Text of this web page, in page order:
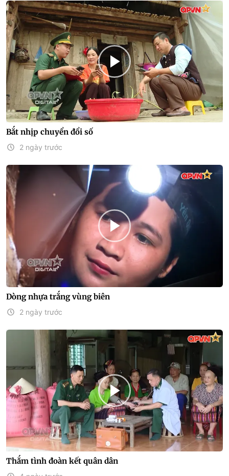
Bắt nhịp chuyển đổi số
2 ngày trước
Dòng nhựa trắng vùng biên
2 ngày trước
Thắm tình đoàn kết quân dân